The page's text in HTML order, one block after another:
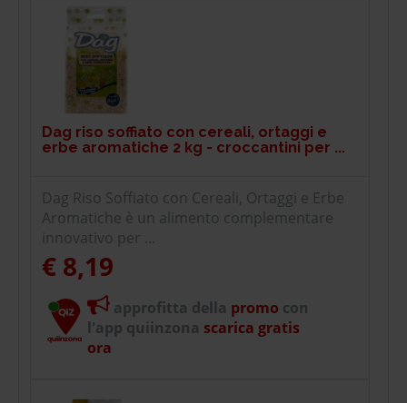
Dag riso soffiato con cereali, ortaggi e
erbe aromatiche 2 kg - croccantini per ...
Dag Riso Soffiato con Cereali, Ortaggi e Erbe
Aromatiche è un alimento complementare
innovativo per ...
€ 8,19
approfitta della promo con
l'app quiinzona scarica gratis
ora